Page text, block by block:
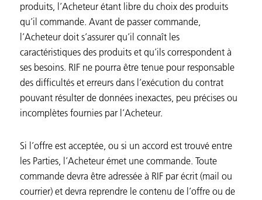
produits, l’Acheteur étant libre du choix des produits
qu’il commande. Avant de passer commande,
l’Acheteur doit s’assurer qu’il connaît les
caractéristiques des produits et qu’ils correspondent à
ses besoins. RIF ne pourra être tenue pour responsable
des difficultés et erreurs dans l’exécution du contrat
pouvant résulter de données inexactes, peu précises ou
incomplètes fournies par l’Acheteur.
Si l’offre est acceptée, ou si un accord est trouvé entre
les Parties, l’Acheteur émet une commande. Toute
commande devra être adressée à RIF par écrit (mail ou
courrier) et devra reprendre le contenu de l’offre ou de